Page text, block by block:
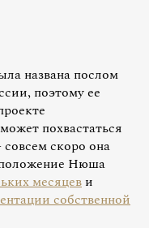
названа послом
поэтому ее
похвастаться
скоро она
Нюша
месяцев и
собственной